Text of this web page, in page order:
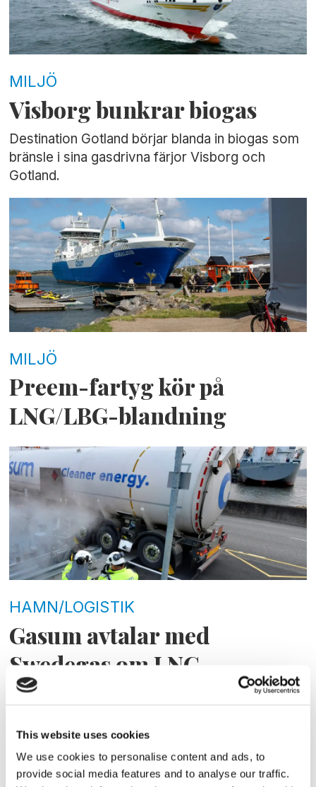
This website uses cookies
We use cookies to personalise content and ads, to
provide social media features and to analyse our traffic.
MILJÖ
Visborg bunkrar biogas
Destination Gotland börjar blanda in biogas som
bränsle i sina gasdrivna färjor Visborg och
Gotland.
MILJÖ
Preem-fartyg kör på
LNG/LBG-blandning
HAMN/LOGISTIK
Gasum avtalar med
Swedegas om LNG-
bunkring